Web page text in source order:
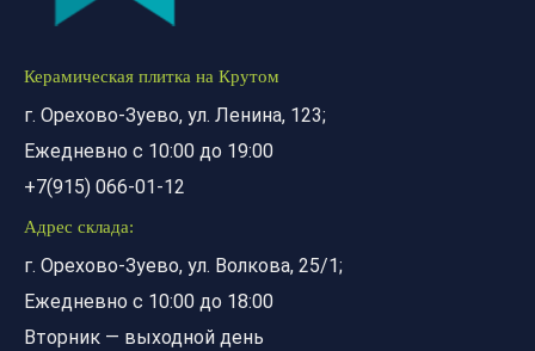
Керамическая плитка на Крутом
г. Орехово-Зуево, ул. Ленина, 123;
Ежедневно с 10:00 до 19:00
+7(915) 066-01-12
Адрес склада:
г. Орехово-Зуево, ул. Волкова, 25/1;
Ежедневно с 10:00 до 18:00
Вторник — выходной день